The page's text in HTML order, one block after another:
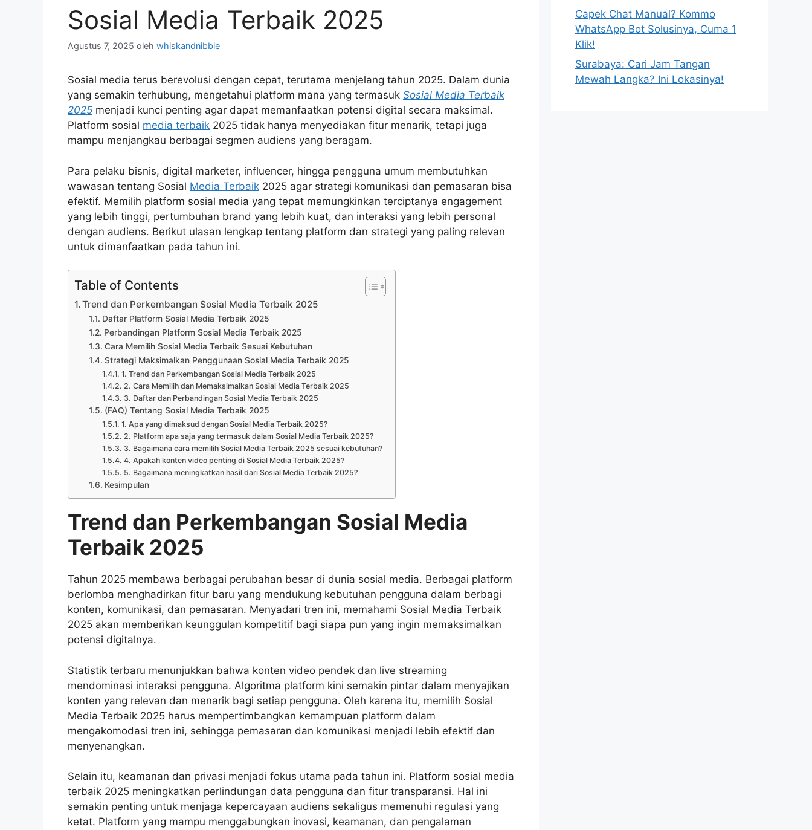
Sosial Media Terbaik 2025
Agustus 7, 2025 oleh whiskandnibble
Sosial media terus berevolusi dengan cepat, terutama menjelang tahun 2025. Dalam dunia
yang semakin terhubung, mengetahui platform mana yang termasuk Sosial Media Terbaik
2025 menjadi kunci penting agar dapat memanfaatkan potensi digital secara maksimal.
Platform sosial media terbaik 2025 tidak hanya menyediakan fitur menarik, tetapi juga
mampu menjangkau berbagai segmen audiens yang beragam.
Para pelaku bisnis, digital marketer, influencer, hingga pengguna umum membutuhkan
wawasan tentang Sosial Media Terbaik 2025 agar strategi komunikasi dan pemasaran bisa
efektif. Memilih platform sosial media yang tepat memungkinkan terciptanya engagement
yang lebih tinggi, pertumbuhan brand yang lebih kuat, dan interaksi yang lebih personal
dengan audiens. Berikut ulasan lengkap tentang platform dan strategi yang paling relevan
untuk dimanfaatkan pada tahun ini.
Table of Contents
Trend dan Perkembangan Sosial Media Terbaik 2025
Daftar Platform Sosial Media Terbaik 2025
Perbandingan Platform Sosial Media Terbaik 2025
Cara Memilih Sosial Media Terbaik Sesuai Kebutuhan
Strategi Maksimalkan Penggunaan Sosial Media Terbaik 2025
1. Trend dan Perkembangan Sosial Media Terbaik 2025
2. Cara Memilih dan Memaksimalkan Sosial Media Terbaik 2025
3. Daftar dan Perbandingan Sosial Media Terbaik 2025
(FAQ) Tentang Sosial Media Terbaik 2025
1. Apa yang dimaksud dengan Sosial Media Terbaik 2025?
2. Platform apa saja yang termasuk dalam Sosial Media Terbaik 2025?
3. Bagaimana cara memilih Sosial Media Terbaik 2025 sesuai kebutuhan?
4. Apakah konten video penting di Sosial Media Terbaik 2025?
5. Bagaimana meningkatkan hasil dari Sosial Media Terbaik 2025?
Kesimpulan
Trend dan Perkembangan Sosial Media
Terbaik 2025
Tahun 2025 membawa berbagai perubahan besar di dunia sosial media. Berbagai platform
berlomba menghadirkan fitur baru yang mendukung kebutuhan pengguna dalam berbagi
konten, komunikasi, dan pemasaran. Menyadari tren ini, memahami Sosial Media Terbaik
2025 akan memberikan keunggulan kompetitif bagi siapa pun yang ingin memaksimalkan
potensi digitalnya.
Statistik terbaru menunjukkan bahwa konten video pendek dan live streaming
mendominasi interaksi pengguna. Algoritma platform kini semakin pintar dalam menyajikan
konten yang relevan dan menarik bagi setiap pengguna. Oleh karena itu, memilih Sosial
Media Terbaik 2025 harus mempertimbangkan kemampuan platform dalam
mengakomodasi tren ini, sehingga pemasaran dan komunikasi menjadi lebih efektif dan
menyenangkan.
Selain itu, keamanan dan privasi menjadi fokus utama pada tahun ini. Platform sosial media
terbaik 2025 meningkatkan perlindungan data pengguna dan fitur transparansi. Hal ini
semakin penting untuk menjaga kepercayaan audiens sekaligus memenuhi regulasi yang
ketat. Platform yang mampu menggabungkan inovasi, keamanan, dan pengalaman
Capek Chat Manual? Kommo
WhatsApp Bot Solusinya, Cuma 1
Klik!
Surabaya: Cari Jam Tangan
Mewah Langka? Ini Lokasinya!